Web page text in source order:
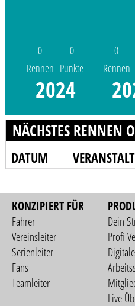
0
Rennen
0
Punkte
2024
0
Rennen
NÄCHSTES RENNEN
DATUM
KONZIPIERT FÜR
Fahrer
Vereinsleiter
Serienleiter
Fans
Teamleiter
Dein
Profi
Live